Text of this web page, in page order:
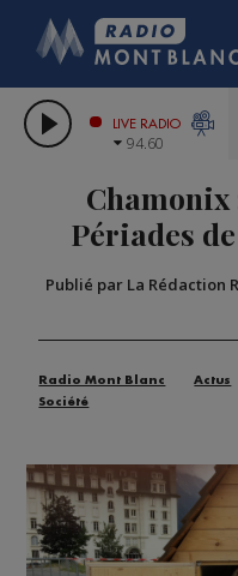
LES
GRAND
LIVE RADIO
94.60
Chamonix
Périades
Publié par La Rédaction
Radio Mont Blanc
Actus
Société